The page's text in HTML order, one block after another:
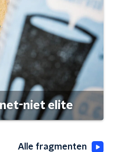
niet elite
Alle fragmenten